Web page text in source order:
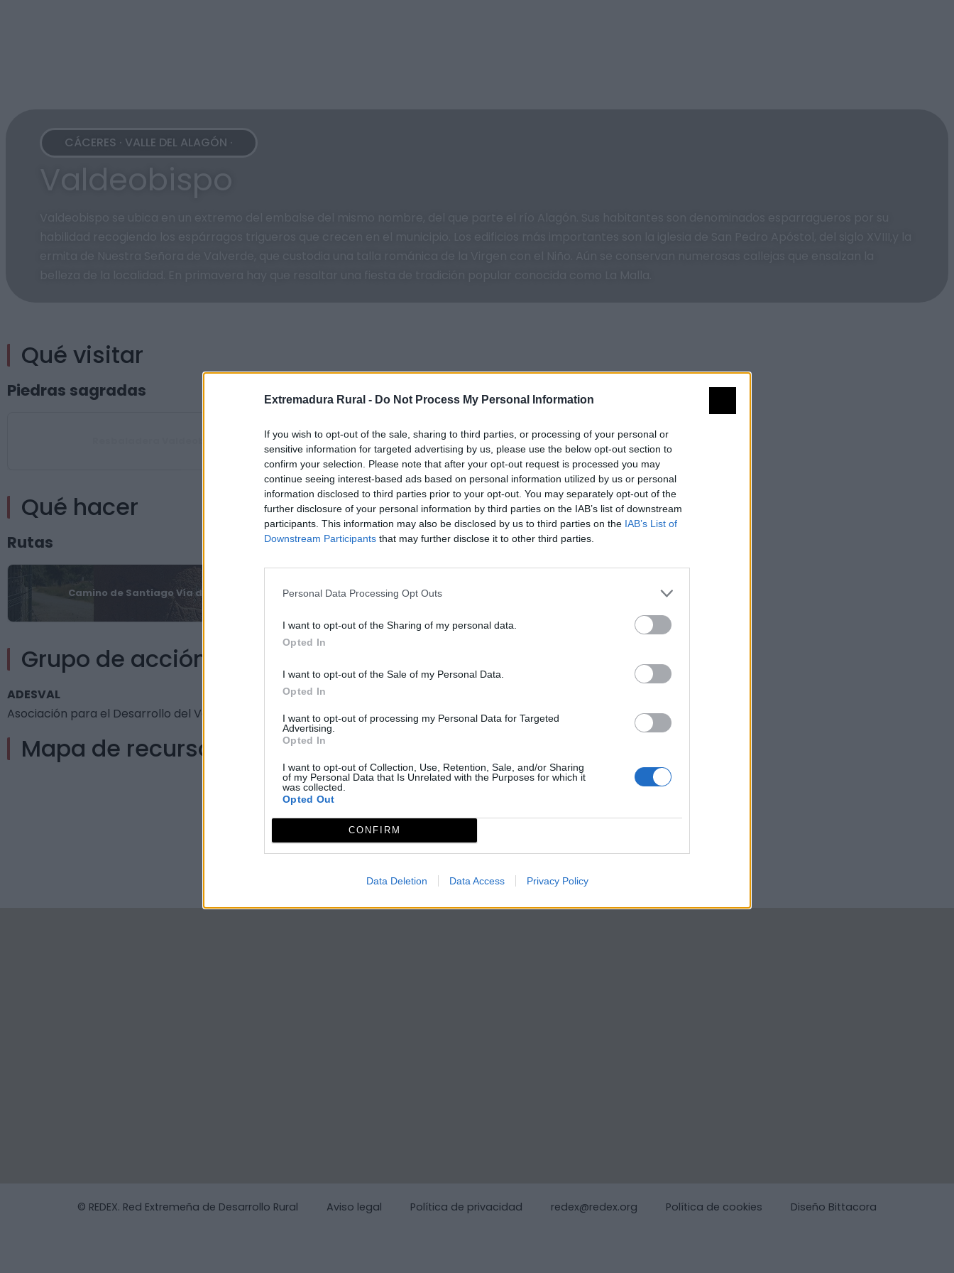
Extremadura Rural - Do Not Process My Personal Information
If you wish to opt-out of the sale, sharing to third parties, or processing of your personal or
sensitive information for targeted advertising by us, please use the below opt-out section to
confirm your selection. Please note that after your opt-out request is processed you may
continue seeing interest-based ads based on personal information utilized by us or personal
information disclosed to third parties prior to your opt-out. You may separately opt-out of the
further disclosure of your personal information by third parties on the IAB’s list of downstream
participants. This information may also be disclosed by us to third parties on the IAB’s List of
Downstream Participants that may further disclose it to other third parties.
Personal Data Processing Opt Outs
I want to opt-out of the Sharing of my personal data.
Opted In
I want to opt-out of the Sale of my Personal Data.
Opted In
I want to opt-out of processing my Personal Data for Targeted
Advertising.
Opted In
I want to opt-out of Collection, Use, Retention, Sale, and/or Sharing
of my Personal Data that Is Unrelated with the Purposes for which it
was collected.
Opted Out
CONFIRM
Data Deletion Data Access Privacy Policy
CÁCERES · VALLE DEL ALAGÓN ·
Valdeobispo
Qué visitar
Piedras sagradas
Qué hacer
Rutas
Camino de Santiago Vía de la Plata
Grupo de acción local
ADESVAL
Asociación para el Desarrollo del Valle del Alagón
Mapa de recursos
© REDEX. Red Extremeña de Desarrollo Rural Aviso legal Política de privacidad redex@redex.org Política de cookies Diseño Bittacora